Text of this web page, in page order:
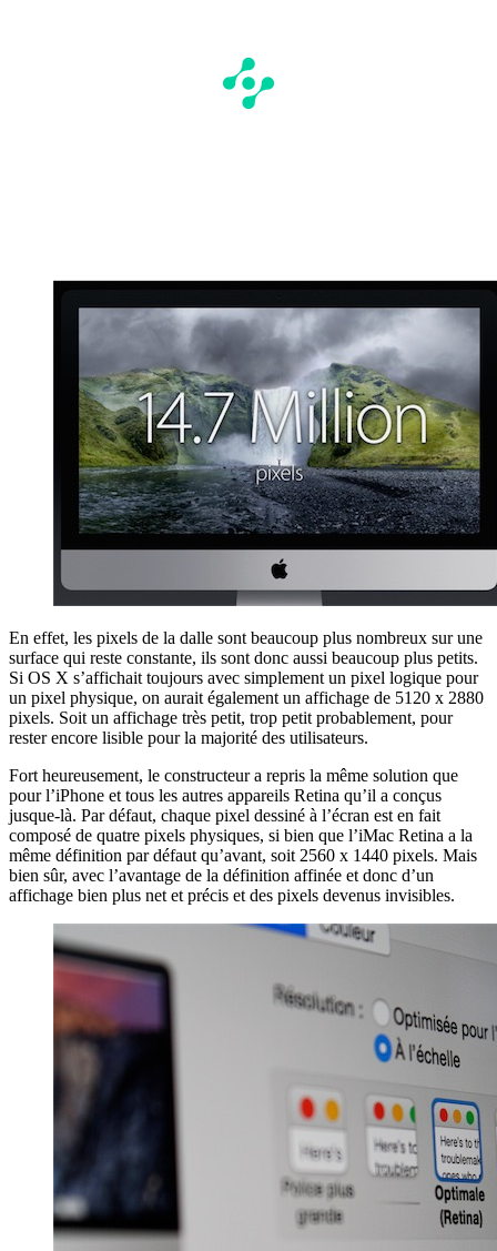
En effet, les pixels de la dalle sont beaucoup plus nombreux sur une
surface qui reste constante, ils sont donc aussi beaucoup plus petits.
Si OS X s’affichait toujours avec simplement un pixel logique pour
un pixel physique, on aurait également un affichage de 5120 x 2880
pixels. Soit un affichage très petit, trop petit probablement, pour
rester encore lisible pour la majorité des utilisateurs.
Fort heureusement, le constructeur a repris la même solution que
pour l’iPhone et tous les autres appareils Retina qu’il a conçus
jusque-là. Par défaut, chaque pixel dessiné à l’écran est en fait
composé de quatre pixels physiques, si bien que l’iMac Retina a la
même définition par défaut qu’avant, soit 2560 x 1440 pixels. Mais
bien sûr, avec l’avantage de la définition affinée et donc d’un
affichage bien plus net et précis et des pixels devenus invisibles.